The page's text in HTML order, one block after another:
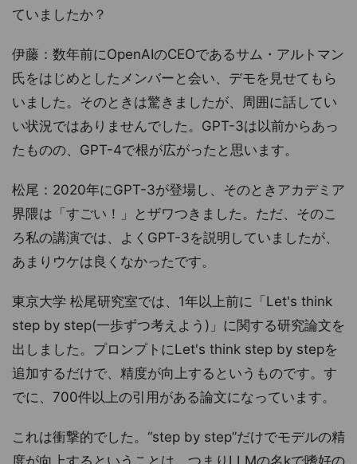
ていましたか？
伊藤：数年前にOpenAIのCEOであるサム・アルトマン
氏をはじめとしたメンバーと会い、デモを見せてもら
いました。そのときは驚きましたが、周囲に話してい
い状況ではありませんでした。GPT-3は以前からあっ
たものの、GPT-4で根が広がったと思います。
松尾：2020年にGPT-3が登場し、そのときアカデミア
界隈は「すごい！」とザワつきました。ただ、そのこ
ろ私の講演では、よくGPT-3を説明していましたが、
あまりウケは良くなかったです。
東京大学 松尾研究室では、1年以上前に「Let's think
step by step(一歩ずつ考えよう)」に関する研究論文を
出しました。プロンプトにLet's think step by stepを
追加するだけで、精度が向上するというものです。す
でに、700件以上の引用がある論文になっています。
これは衝撃的でした。“step by step”だけでモデルの精